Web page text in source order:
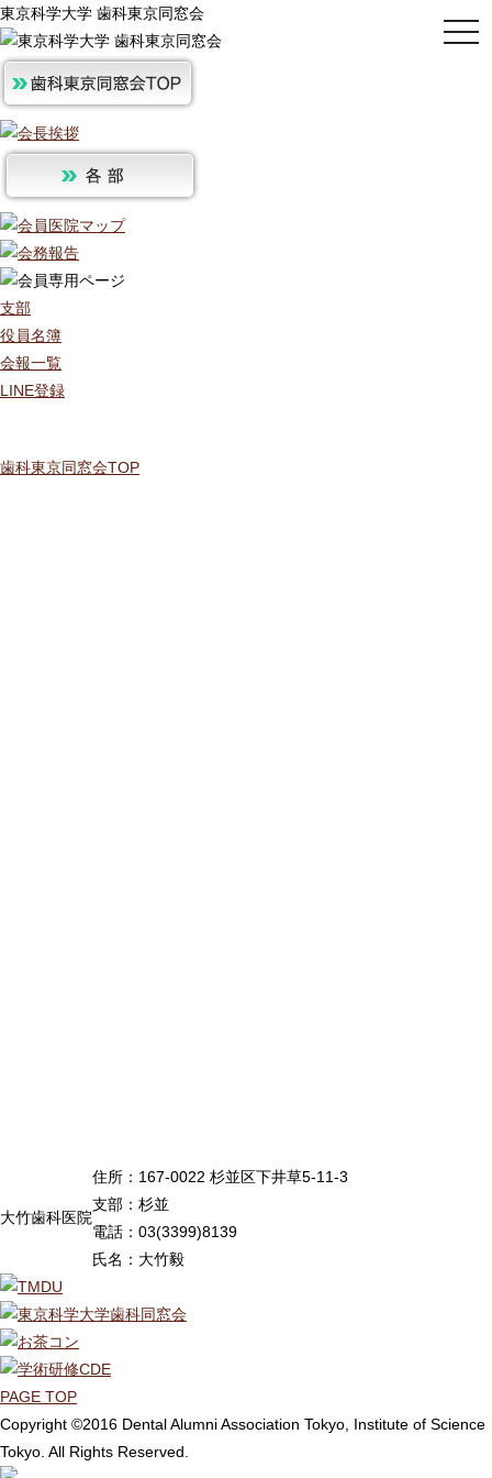
東京科学大学 歯科東京同窓会
支部
役員名簿
会報一覧
LINE登録
歯科東京同窓会TOP
大竹歯科医院
住所：167-0022 杉並区下井草5-11-3
支部：杉並
電話：03(3399)8139
氏名：大竹毅
PAGE TOP
Copyright ©2016 Dental Alumni Association Tokyo, Institute of Science
Tokyo. All Rights Reserved.